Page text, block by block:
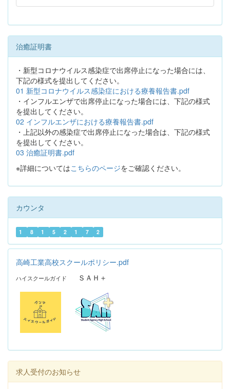
治癒証明書
・新型コロナウイルス感染症で出席停止になった場合には、
下記の様式を提出してください。
01 新型コロナウイルス感染症における療養報告書.pdf
・インフルエンザで出席停止になった場合には、下記の様式
を提出してください。
02 インフルエンザにおける療養報告書.pdf
・上記以外の感染症で出席停止になった場合は、下記の様式
を提出してください。
03 治癒証明書.pdf
※詳細についてはこちらのページをご確認ください。
カウンタ
1 8 1 5 2 1 7 2
高崎工業高校スクールポリシー.pdf
ハイスクールガイド ＳＡＨ＋
求人受付のお知らせ